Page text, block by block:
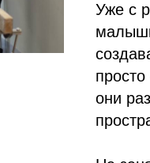
Уже с
они